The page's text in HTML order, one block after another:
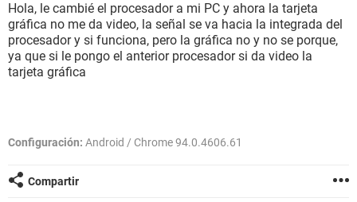
Hola, le cambié el procesador a mi PC y ahora la tarjeta
gráfica no me da video, la señal se va hacia la integrada del
procesador y si funciona, pero la gráfica no y no se porque,
ya que si le pongo el anterior procesador si da video la
tarjeta gráfica
Configuración: Android / Chrome 94.0.4606.61
Compartir